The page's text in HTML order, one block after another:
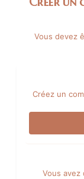
Vous devez
Créez un
Vous avez